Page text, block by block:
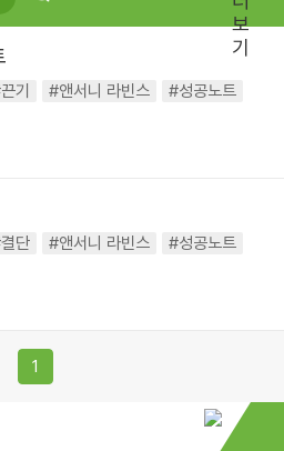
학교
기 #앤서니 라빈스
#성공노트
단 #앤서니 라빈스
#성공노트
1